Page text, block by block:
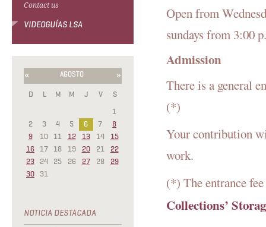
Contact us
VIDEOGUÍAS LSA
« AGOSTO »
D L M M J V
S
1
2
3 4 5 6 7
8
9
10 11 12 13 14
15
16 17 18 19 20 21
22
23 24 25 26 27 28
29
30 31
Open from
sundays from 3:00
Admission
There is a general
(*)
Your contribution
work.
(*) The entrance
Collections’